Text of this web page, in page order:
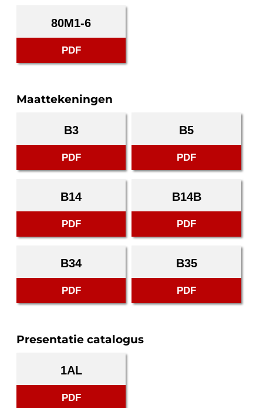
80M1-6
PDF
Maattekeningen
B3
PDF
B5
PDF
B14
PDF
B14B
PDF
B34
PDF
B35
PDF
Presentatie catalogus
1AL
PDF